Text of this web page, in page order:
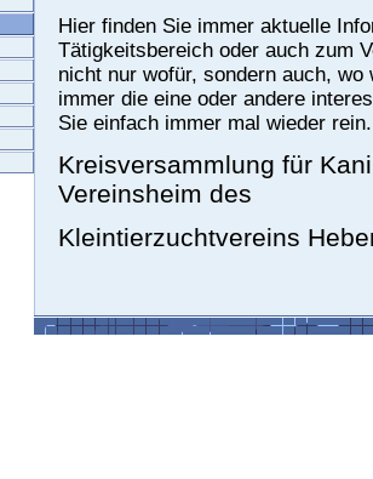
Hier finden Sie immer aktuelle
Tätigkeitsbereich oder auch zum
nicht nur wofür, sondern auch,
immer die eine oder andere
Sie einfach immer mal wieder rein.
Kreisversammlung für
Vereinsheim des
Kleintierzuchtvereins